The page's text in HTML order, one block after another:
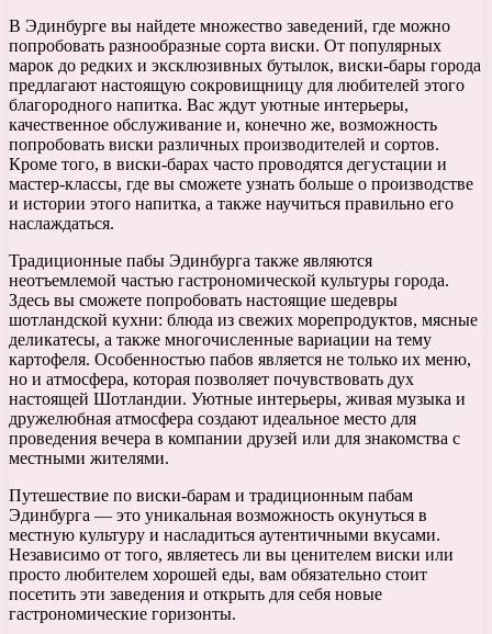
В Эдинбурге вы найдете множество заведений, где можно
попробовать разнообразные сорта виски. От популярных
марок до редких и эксклюзивных бутылок, виски-бары города
предлагают настоящую сокровищницу для любителей этого
благородного напитка. Вас ждут уютные интерьеры,
качественное обслуживание и, конечно же, возможность
попробовать виски различных производителей и сортов.
Кроме того, в виски-барах часто проводятся дегустации и
мастер-классы, где вы сможете узнать больше о производстве
и истории этого напитка, а также научиться правильно его
наслаждаться.
Традиционные пабы Эдинбурга также являются
неотъемлемой частью гастрономической культуры города.
Здесь вы сможете попробовать настоящие шедевры
шотландской кухни: блюда из свежих морепродуктов, мясные
деликатесы, а также многочисленные вариации на тему
картофеля. Особенностью пабов является не только их меню,
но и атмосфера, которая позволяет почувствовать дух
настоящей Шотландии. Уютные интерьеры, живая музыка и
дружелюбная атмосфера создают идеальное место для
проведения вечера в компании друзей или для знакомства с
местными жителями.
Путешествие по виски-барам и традиционным пабам
Эдинбурга — это уникальная возможность окунуться в
местную культуру и насладиться аутентичными вкусами.
Независимо от того, являетесь ли вы ценителем виски или
просто любителем хорошей еды, вам обязательно стоит
посетить эти заведения и открыть для себя новые
гастрономические горизонты.